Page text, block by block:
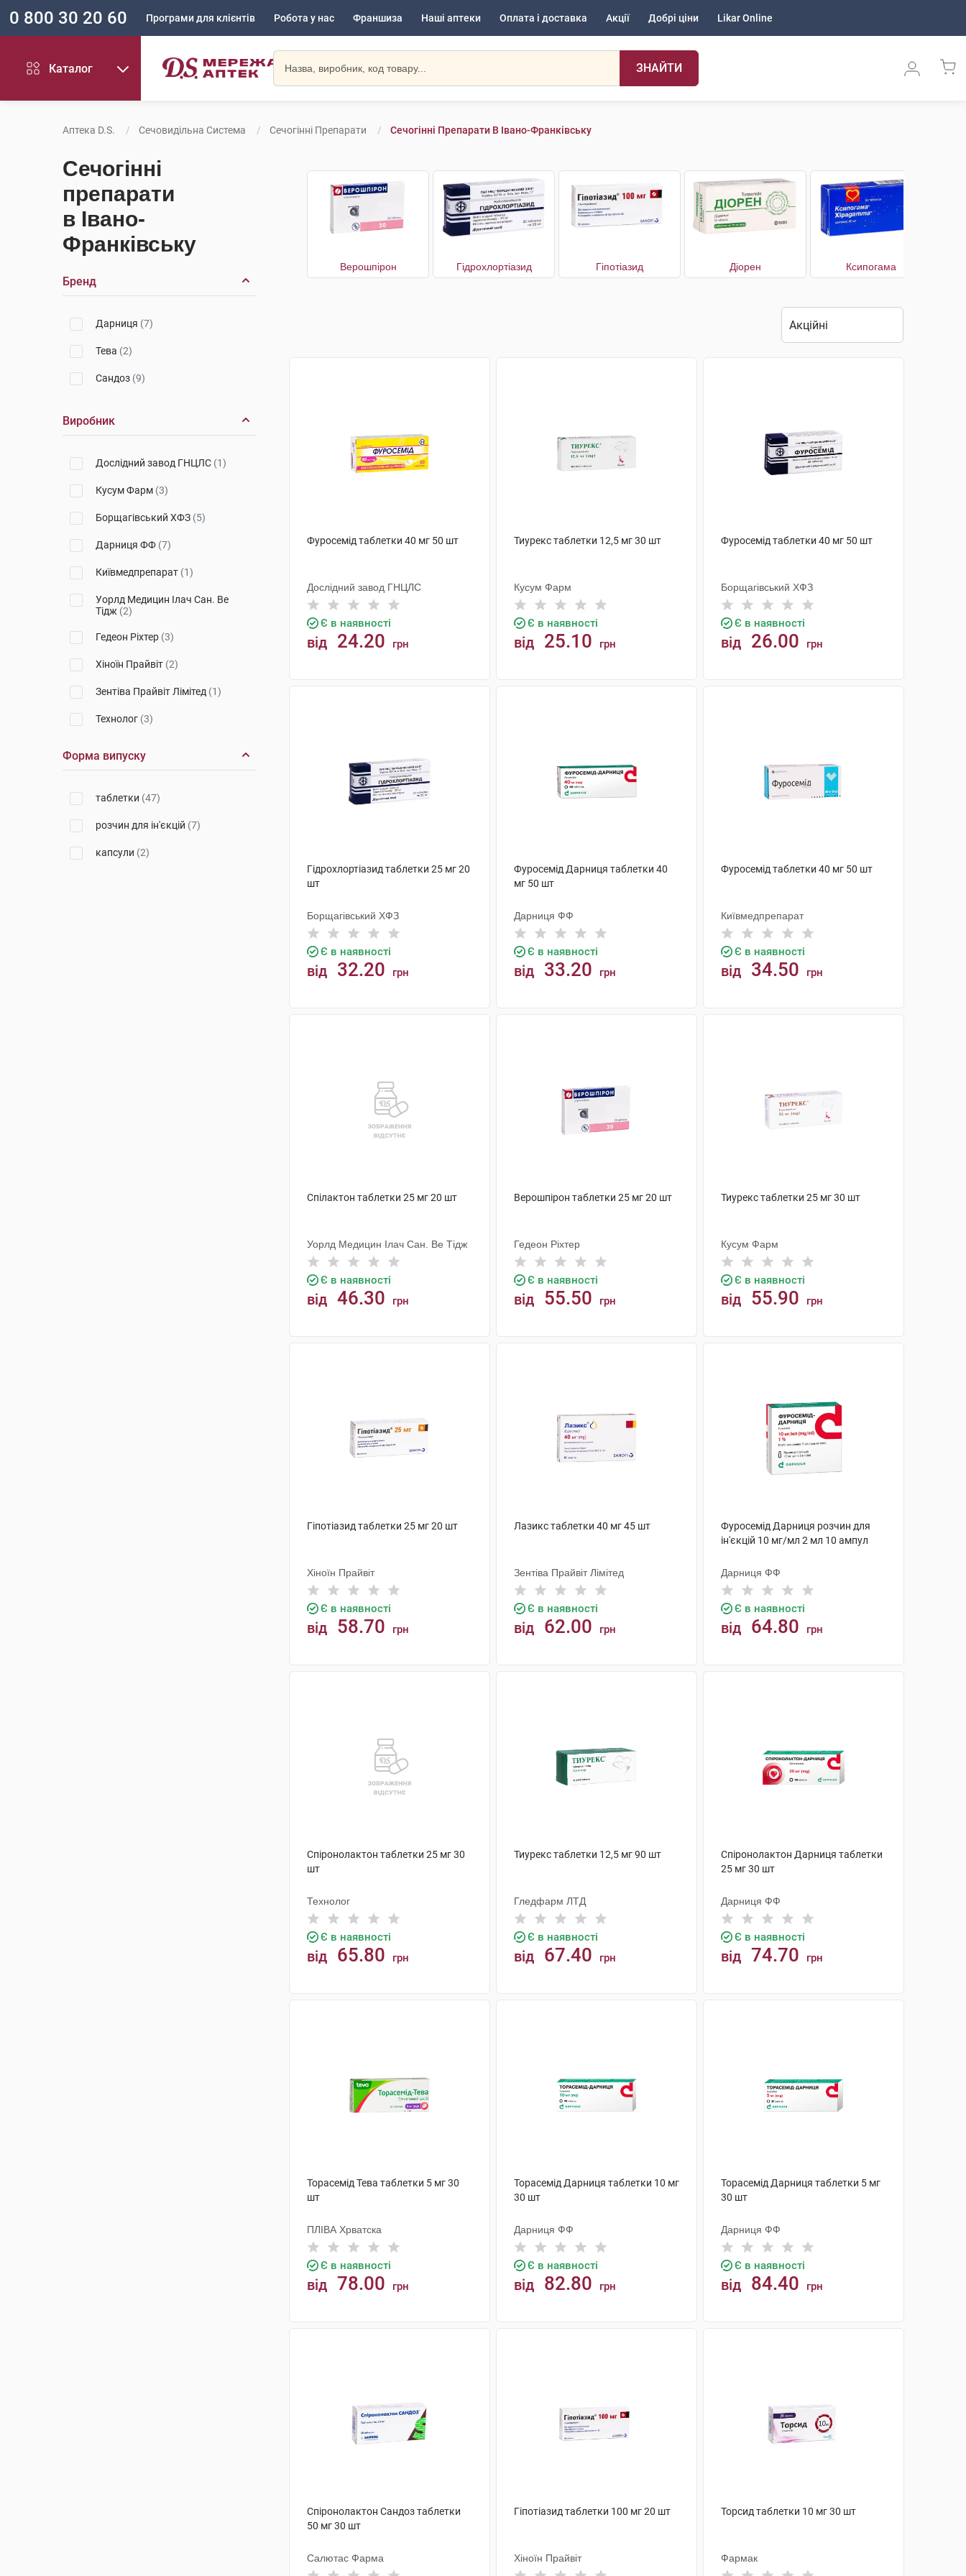
0 800 30 20 60 Програми для клієнтів Робота у нас Франшиза Наші аптеки Оплата і доставка Акції Добрі ціни Likar Online
Каталог ЗНАЙТИ
Аптека D.S. Сечовидільна Система Сечогінні Препарати Сечогінні Препарати В Івано-Франківську
Сечогінні
препарати
в Івано-
Франківську
Бренд
Дарниця (7)
Тева (2)
Сандоз (9)
Виробник
Дослідний завод ГНЦЛС (1)
Кусум Фарм (3)
Борщагівський ХФЗ (5)
Дарниця ФФ (7)
Київмедпрепарат (1)
Уорлд Медицин Ілач Сан. Ве
Тідж (2)
Гедеон Ріхтер (3)
Хіноїн Прайвіт (2)
Зентіва Прайвіт Лімітед (1)
Технолог (3)
ПЛІВА Хрватска(2)
Салютас Фарма
Фармак(3)
Київський вітамінний завод
Форма випуску
таблетки (47)
розчин для ін'єкцій (7)
капсули (2)
Верошпірон Гідрохлортіазид Гіпотіазид Діорен Ксипогама
Фуросемід таблетки 40 мг 50 шт
Дослідний завод ГНЦЛС
Є в наявності
від 24.20 грн
Тиурекс таблетки 12,5 мг 30 шт
Кусум Фарм
Є в наявності
від 25.10 грн
Фуросемід таблетки 40 мг 50 шт
Борщагівський ХФЗ
Є в наявності
від 26.00 грн
Гідрохлортіазид таблетки 25 мг 20
шт
Борщагівський ХФЗ
Є в наявності
від 32.20 грн
Фуросемід Дарниця таблетки 40
мг 50 шт
Дарниця ФФ
Є в наявності
від 33.20 грн
Фуросемід таблетки 40 мг 50 шт
Київмедпрепарат
Є в наявності
від 34.50 грн
Спілактон таблетки 25 мг 20 шт
Уорлд Медицин Ілач Сан. Ве Тідж
Є в наявності
від 46.30 грн
Верошпірон таблетки 25 мг 20 шт
Гедеон Ріхтер
Є в наявності
від 55.50 грн
Тиурекс таблетки 25 мг 30 шт
Кусум Фарм
Є в наявності
від 55.90 грн
Гіпотіазид таблетки 25 мг 20 шт
Хіноїн Прайвіт
Є в наявності
від 58.70 грн
Лазикс таблетки 40 мг 45 шт
Зентіва Прайвіт Лімітед
Є в наявності
від 62.00 грн
Фуросемід Дарниця розчин для
ін'єкцій 10 мг/мл 2 мл 10 ампул
Дарниця ФФ
Є в наявності
від 64.80 грн
Спіронолактон таблетки 25 мг 30
шт
Технолог
Є в наявності
від 65.80 грн
Тиурекс таблетки 12,5 мг 90 шт
Гледфарм ЛТД
Є в наявності
від 67.40 грн
Спіронолактон Дарниця таблетки
25 мг 30 шт
Дарниця ФФ
Є в наявності
від 74.70 грн
Торасемід Тева таблетки 5 мг 30
шт
ПЛІВА Хрватска
Є в наявності
від 78.00 грн
Торасемід Дарниця таблетки 10 мг
30 шт
Дарниця ФФ
Є в наявності
від 82.80 грн
Торасемід Дарниця таблетки 5 мг
30 шт
Дарниця ФФ
Є в наявності
від 84.40 грн
Спіронолактон Сандоз таблетки
50 мг 30 шт
Салютас Фарма
Гіпотіазид таблетки 100 мг 20 шт
Хіноїн Прайвіт
Торсид таблетки 10 мг 30 шт
Фармак